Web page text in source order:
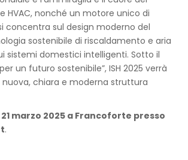
HVAC, nonché un motore unico di
concentra sul design moderno del
sostenibile di riscaldamento e aria
sistemi domestici intelligenti. Sotto il
un futuro sostenibile”, ISH 2025 verrà
chiara e moderna struttura
21 marzo 2025 a Francoforte presso
.